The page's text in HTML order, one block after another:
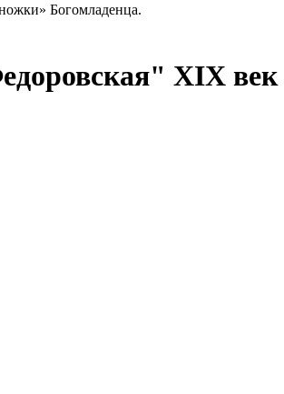
Богомладенца.
XIX век